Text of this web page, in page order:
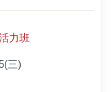
力班
三)